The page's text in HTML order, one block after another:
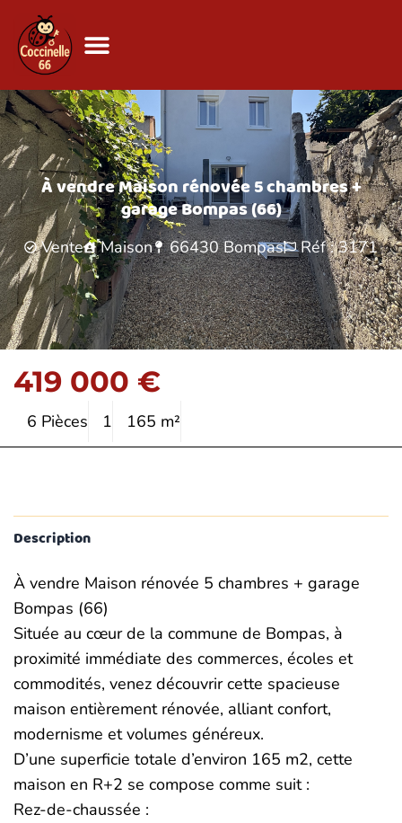
À vendre Maison rénovée 5 chambres +
garage Bompas (66)
Vente Maison 66430 Bompas Réf : 3171
419 000 €
6 Pièces 1 165 m²
Description
À vendre Maison rénovée 5 chambres + garage
Bompas (66)
Située au cœur de la commune de Bompas, à
proximité immédiate des commerces, écoles et
commodités, venez découvrir cette spacieuse
maison entièrement rénovée, alliant confort,
modernisme et volumes généreux.
D’une superficie totale d’environ 165 m2, cette
maison en R+2 se compose comme suit :
Rez-de-chaussée :